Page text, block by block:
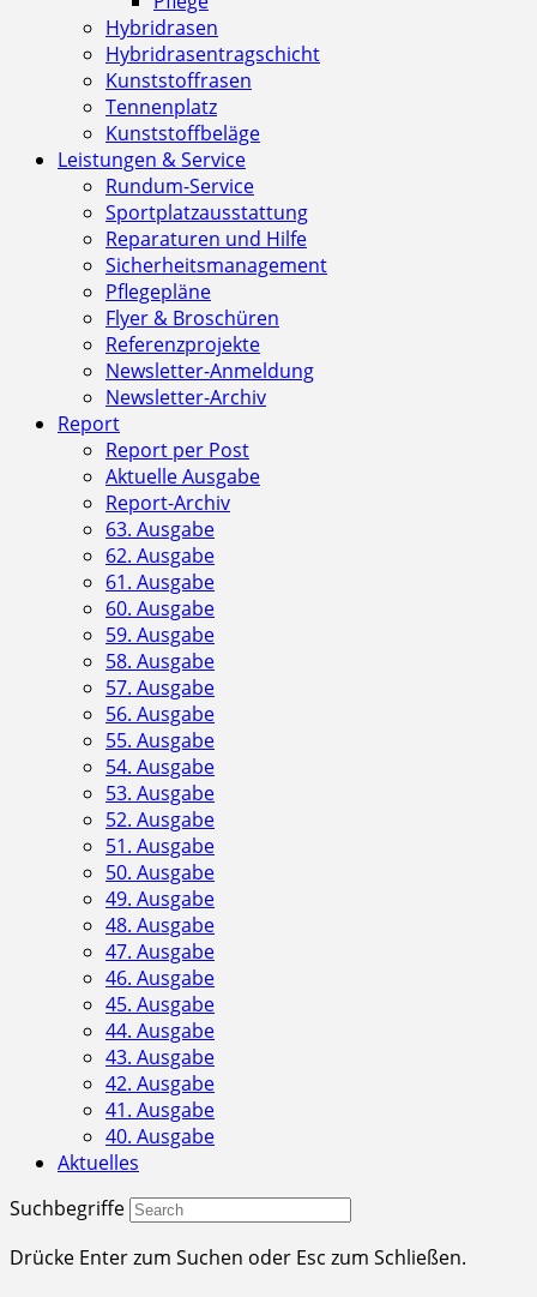
Hybridrasen
Hybridrasentragschicht
Kunststoffrasen
Tennenplatz
Kunststoffbeläge
Leistungen & Service
Rundum-Service
Sportplatzausstattung
Reparaturen und Hilfe
Sicherheitsmanagement
Pflegepläne
Flyer & Broschüren
Referenzprojekte
Newsletter-Anmeldung
Newsletter-Archiv
Report
Report per Post
Aktuelle Ausgabe
Report-Archiv
63. Ausgabe
62. Ausgabe
61. Ausgabe
60. Ausgabe
59. Ausgabe
58. Ausgabe
57. Ausgabe
56. Ausgabe
55. Ausgabe
54. Ausgabe
53. Ausgabe
52. Ausgabe
51. Ausgabe
50. Ausgabe
49. Ausgabe
48. Ausgabe
47. Ausgabe
46. Ausgabe
45. Ausgabe
44. Ausgabe
43. Ausgabe
42. Ausgabe
41. Ausgabe
40. Ausgabe
Aktuelles
Suchbegriffe
Drücke Enter zum Suchen oder Esc zum Schließen.